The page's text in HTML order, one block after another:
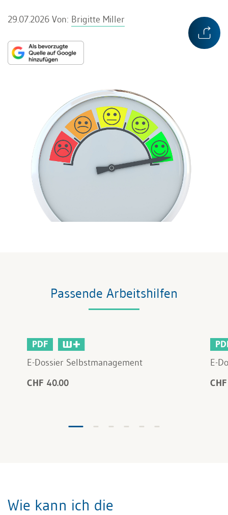
29.07.2026 Von: Brigitte Miller
Passende Arbeitshilfen
PDF
E-Dossier Selbstmanagement
CHF 40.00
E-
Wie kann ich die